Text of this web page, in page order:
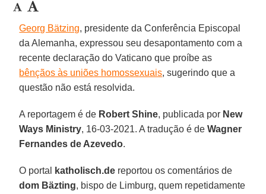
Georg Bätzing, presidente da Conferência Episcopal
da Alemanha, expressou seu desapontamento com a
recente declaração do Vaticano que proíbe as
bênçãos às uniões homossexuais, sugerindo que a
questão não está resolvida.
A reportagem é de Robert Shine, publicada por New
Ways Ministry, 16-03-2021. A tradução é deWagner
Fernandes de Azevedo.
O portal katholisch.de reportou os comentários de
dom Bäzting, bispo de Limburg, quem repetidamente